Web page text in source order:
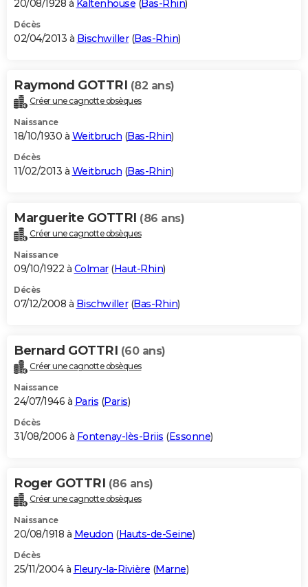
20/08/1928 à Kaltenhouse (Bas-Rhin)
Décès
02/04/2013 à Bischwiller(Bas-Rhin)
Raymond GOTTRI (82 ans)
Créer une cagnotte obsèques
Naissance
18/10/1930 à Weitbruch (Bas-Rhin)
Décès
11/02/2013 à Weitbruch (Bas-Rhin)
Marguerite GOTTRI (86 ans)
Créer une cagnotte obsèques
Naissance
09/10/1922 à Colmar(Haut-Rhin)
Décès
07/12/2008 à Bischwiller(Bas-Rhin)
Bernard GOTTRI (60 ans)
Créer une cagnotte obsèques
Naissance
24/07/1946 à Paris (Paris)
Décès
31/08/2006 à Fontenay-lès-Briis (Essonne)
Roger GOTTRI (86 ans)
Créer une cagnotte obsèques
Naissance
20/08/1918 à Meudon (Hauts-de-Seine)
Décès
25/11/2004 à Fleury-la-Rivière (Marne)